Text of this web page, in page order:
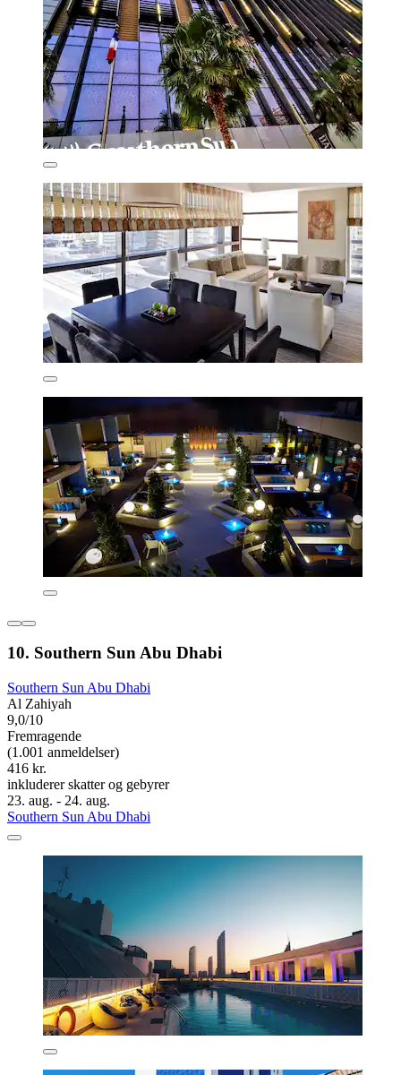
10. Southern Sun Abu Dhabi
Southern Sun Abu Dhabi
Al Zahiyah
9,0/10
Fremragende
(1.001 anmeldelser)
416 kr.
inkluderer skatter og gebyrer
23. aug. - 24. aug.
Southern Sun Abu Dhabi